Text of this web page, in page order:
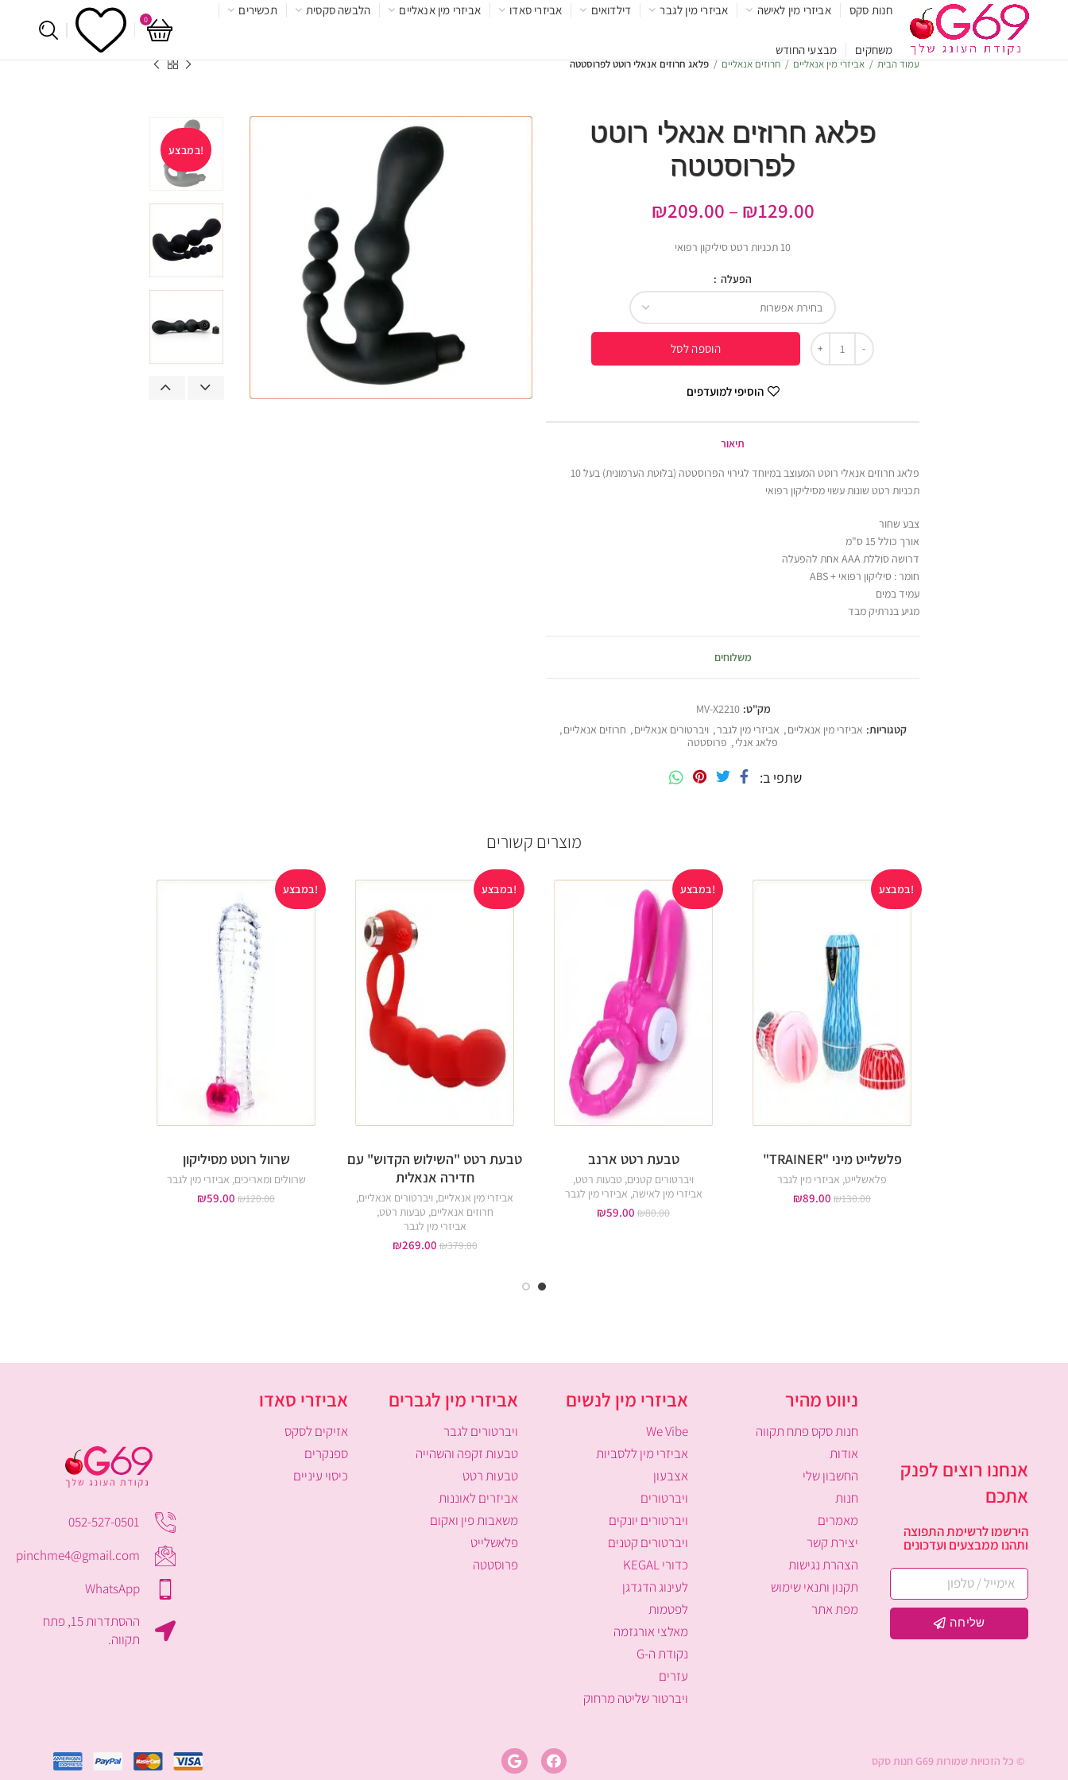
חנות סקס אביזרי מין לאישה אביזרי מין לגבר דילדואים אביזרי סאדו אביזרי מין אנאליים הלבשה סקסית תכשירים
משחקים מבצעי החודש
0
עמוד הבית אביזרי מין אנאליים חרוזים אנאליים פלאג חרוזים אנאלי רוטט לפרוסטטה
במבצע!
פלאג חרוזים אנאלי רוטט
לפרוסטטה
₪129.00
–
₪209.00
10 תכניות רטט סיליקון רפואי
הפעלה
הוספה לסל
הוסיפי למועדפים
תיאור
פלאג חרוזים אנאלי רוטט המעוצב במיוחד לגירוי הפרוסטטה (בלוטת הערמונית) בעל 10
תכניות רטט שונות עשוי מסיליקון רפואי
צבע שחור
אורך כולל 15 ס"מ
דרושה סוללת AAA אחת להפעלה
חומר : סיליקון רפואי + ABS
עמיד במים
מגיע בנרתיק מבד
משלוחים
מק"ט: MV-X2210
קטגוריות: אביזרי מין אנאליים, אביזרי מין לגבר, ויברטורים אנאליים, חרוזים אנאליים,
פלאג אנלי, פרוסטטה
שתפי ב
מוצרים קשורים
במבצע!
פלשלייט מיני "TRAINER"
פלאשלייט, אביזרי מין לגבר
₪130.00
₪89.00
במבצע!
טבעת רטט ארנב
ויברטורים קטנים, טבעות רטט,
אביזרי מין לאישה, אביזרי מין לגבר
₪80.00
₪59.00
במבצע!
טבעת רטט "השילוש הקדוש" עם
חדירה אנאלית
אביזרי מין אנאליים, ויברטורים אנאליים,
חרוזים אנאליים, טבעות רטט,
אביזרי מין לגבר
₪379.00
₪269.00
במבצע!
שרוול רוטט מסיליקון
שרוולים ומאריכים, אביזרי מין לגבר
₪120.00
₪59.00
אנחנו רוצים לפנק
אתכם
הירשמו לרשימת התפוצה
ותהנו ממבצעים ועדכונים
שליחה
ניווט מהיר
חנות סקס פתח תקווה
אודות
החשבון שלי
חנות
מאמרים
יצירת קשר
הצהרת נגישות
תקנון ותנאי שימוש
מפת אתר
אביזרי מין לנשים
We Vibe
אביזרי מין ללסביות
אצבעון
ויברטורים
ויברטורים יונקים
ויברטורים קטנים
כדורי KEGAL
לעינוג הדגדגן
לפטמות
מאלצי אורגזמה
נקודת ה-G
עזרים
ויברטור שליטה מרחוק
אביזרי מין לגברים
ויברטורים לגבר
טבעות זקפה והשהייה
טבעות רטט
אביזרים לאוננות
משאבות פין ואקום
פלאשלייט
פרוסטטה
אביזרי סאדו
אזיקים לסקס
ספנקרים
כיסוי עיניים
052-527-0501
pinchme4@gmail.com
WhatsApp
ההסתדרות 15, פתח
תקווה.
© כל הזכויות שמורות G69 חנות סקס